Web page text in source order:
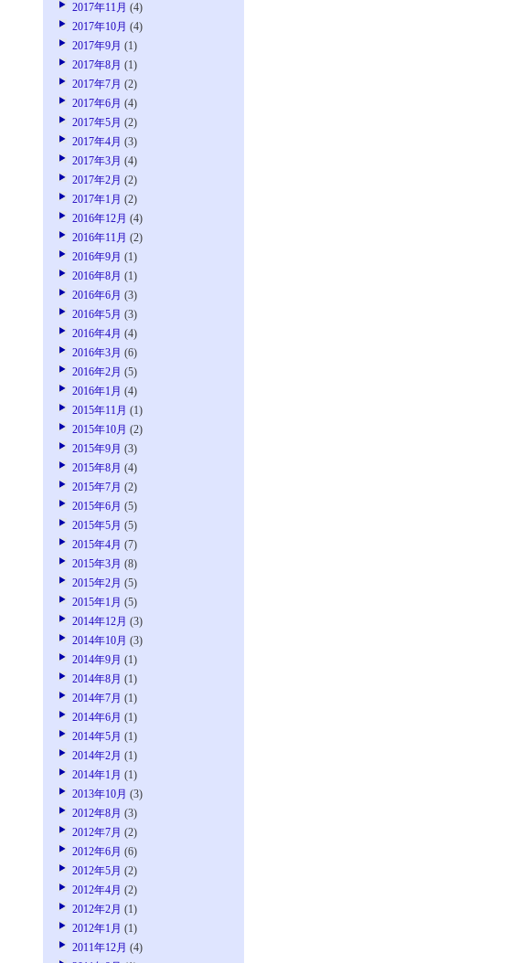
2017年11月 (4)
2017年10月 (4)
2017年9月 (1)
2017年8月 (1)
2017年7月 (2)
2017年6月 (4)
2017年5月 (2)
2017年4月 (3)
2017年3月 (4)
2017年2月 (2)
2017年1月 (2)
2016年12月 (4)
2016年11月 (2)
2016年9月 (1)
2016年8月 (1)
2016年6月 (3)
2016年5月 (3)
2016年4月 (4)
2016年3月 (6)
2016年2月 (5)
2016年1月 (4)
2015年11月 (1)
2015年10月 (2)
2015年9月 (3)
2015年8月 (4)
2015年7月 (2)
2015年6月 (5)
2015年5月 (5)
2015年4月 (7)
2015年3月 (8)
2015年2月 (5)
2015年1月 (5)
2014年12月 (3)
2014年10月 (3)
2014年9月 (1)
2014年8月 (1)
2014年7月 (1)
2014年6月 (1)
2014年5月 (1)
2014年2月 (1)
2014年1月 (1)
2013年10月 (3)
2012年8月 (3)
2012年7月 (2)
2012年6月 (6)
2012年5月 (2)
2012年4月 (2)
2012年2月 (1)
2012年1月 (1)
2011年12月 (4)